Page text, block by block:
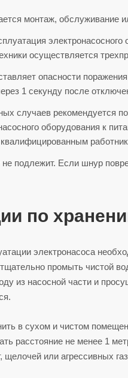
монтаж, обслуживание
осуществляется
опасности
1 секунду после
случаев рекомендуется
оборудования к
подлежит. Если шнур
по
электронасоса
промыть чистой
из насосной части и
в сухом и чистом
расстояние не менее 1
щелочей или агрессивных